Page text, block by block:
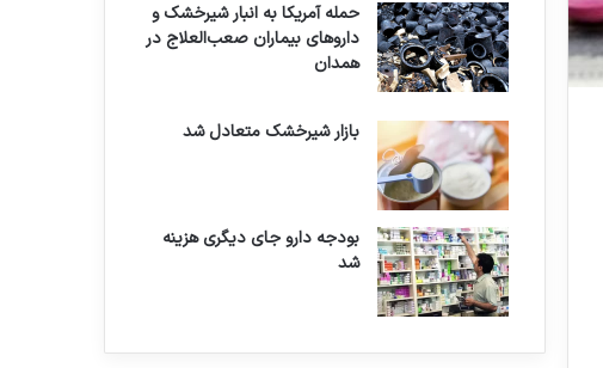
حمله آمریکا به انبار شیرخشک و
داروهای بیماران صعب‌العلاج در
همدان
بازار شیرخشک متعادل شد
بودجه دارو جای دیگری هزینه
شد